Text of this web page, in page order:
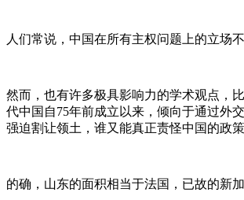
人们常说，中国在所有主权问题上的立场
然而，也有许多极具影响力的学术观点，
代中国自75年前成立以来，倾向于通过外
强迫割让领土，谁又能真正责怪中国的政
的确，山东的面积相当于法国，已故的新